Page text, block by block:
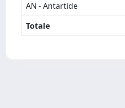
AN - Antartide
Totale